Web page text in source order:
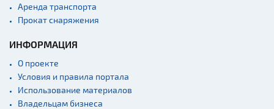
Аренда транспорта
Прокат снаряжения
ИНФОРМАЦИЯ
О проекте
Условия и правила портала
Использование материалов
Владельцам бизнеса